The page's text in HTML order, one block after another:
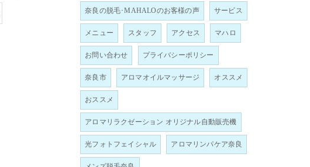
奈良の脱毛･MAHALOのお客様の声 サービス
メニュー スタッフ アクセス マハロ
お問い合わせ プライバシーポリシー
奈良市 アロマオイルマッサージ オススメ
おススメ
アロマリラクゼーション オリジナル自動販売機
光フォトフェイシャル アロマリンパケア奈良